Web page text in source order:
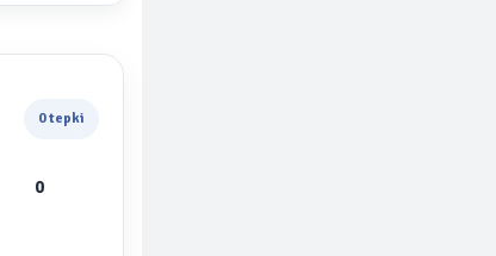
0 tepki
0